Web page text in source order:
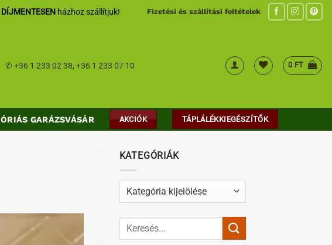
DÍJMENTESEN házhoz szállítjuk! Fizetési és szállítási feltételek
✆+36 1 233 02 38,+36 1 233 07 10 0 FT
ÓRIÁS GARÁZSVÁSÁR AKCIÓK TÁPLÁLÉKKIEGÉSZÍTŐK
KATEGÓRIÁK
Kategóriák